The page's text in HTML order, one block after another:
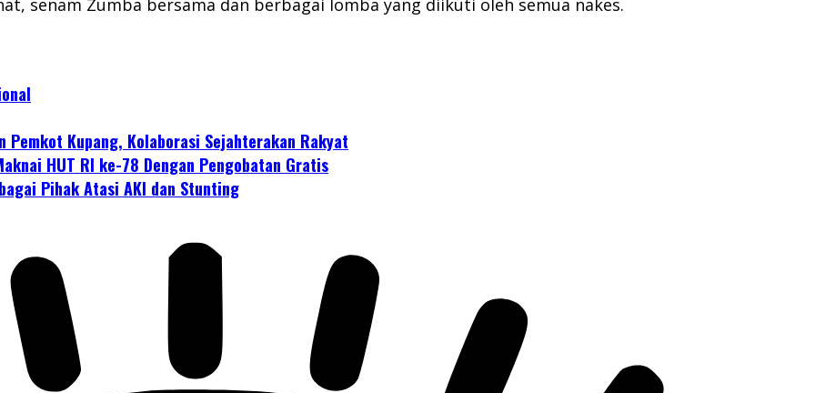
senam Zumba bersama dan berbagai lomba yang diikuti oleh semua nakes.
Pemkot Kupang, Kolaborasi Sejahterakan Rakyat
HUT RI ke-78 Dengan Pengobatan Gratis
Pihak Atasi AKI dan Stunting